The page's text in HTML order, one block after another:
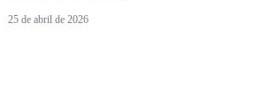
25 de abril de 2026